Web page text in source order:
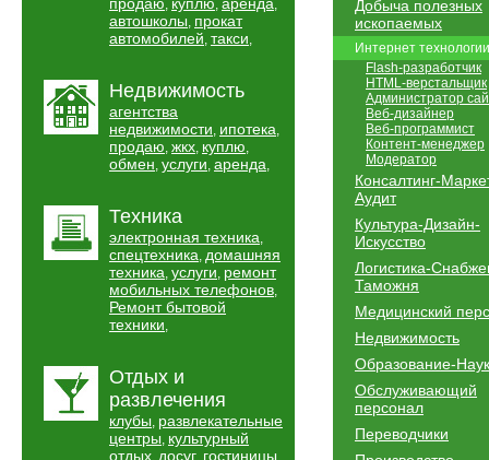
, , ,
автошколы, прокат
автомобилей, такси,
Недвижимость
агентства
недвижимости, ипотека,
продаю, жкх, куплю,
обмен, услуги, аренда,
Техника
электронная техника,
спецтехника, домашняя
техника, услуги, ремонт
мобильных телефонов,
Ремонт бытовой
техники,
Отдых и
развлечения
клубы, развлекательные
центры, культурный
отдых, досуг, гостиницы
Добыча полезных
ископаемых
Интернет технологии
Flash-разработчик
HTML-верстальщик
Администратор
Веб-дизайнер
Веб-программист
Контент-менеджер
Модератор
Консалтинг-
Аудит
Культура-Дизайн-
Искусство
Логистика-
Таможня
Медицинский
Недвижимость
Образование-
Обслуживающий
персонал
Переводчики